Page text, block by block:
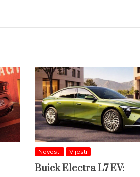
Novosti Vijesti
Buick Electra L7 EV: